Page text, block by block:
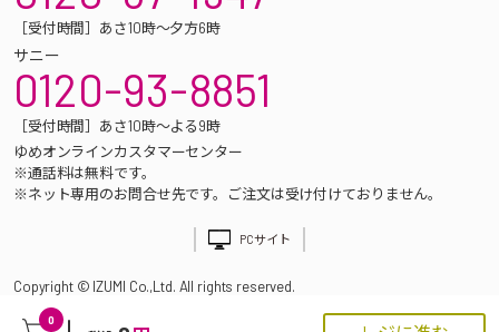
0
［受付時間］あさ10時～夕方6時
サニー
0120-93-8851
［受付時間］あさ10時～よる9時
ゆめオンラインカスタマーセンター
※通話料は無料です。
※ネット専用のお問合せ先です。ご注文は受け付けておりません。
PCサイト
Copyright © IZUMI Co.,Ltd. All rights reserved.